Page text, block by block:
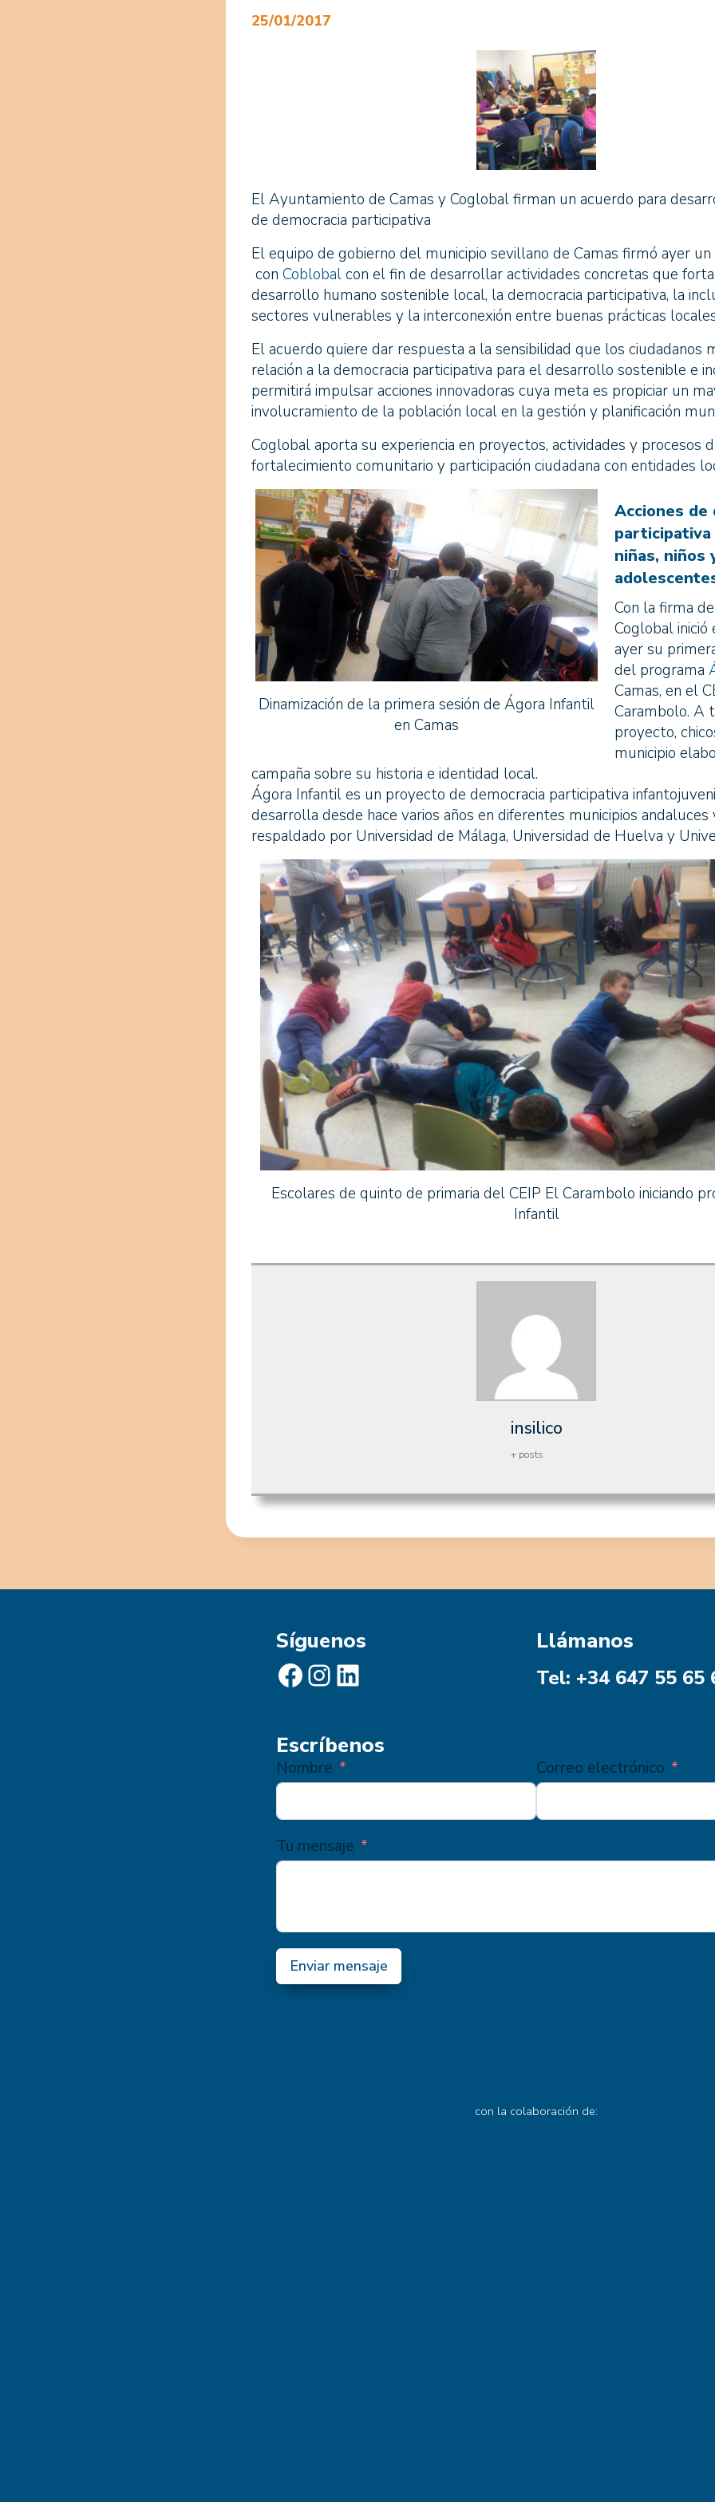
25/01/2017
El Ayuntamiento de Camas y Coglobal firman un acuerdo para
de democracia participativa
El equipo de gobierno del municipio sevillano de Camas firmó ayer
con Coblobalcon el fin de desarrollar actividades concretas que
desarrollo humano sostenible local, la democracia participativa, la
sectores vulnerables y la interconexión entre buenas prácticas
El acuerdo quiere dar respuesta a la sensibilidad que los ciudadanos
relación a la democracia participativa para el desarrollo sostenible e
permitirá impulsar acciones innovadoras cuya meta es propiciar un
involucramiento de la población local en la gestión y planificación
Coglobal aporta su experiencia en proyectos, actividades y procesos
fortalecimiento comunitario y participación ciudadana con entidades
Dinamización de la primera sesión de Ágora Infantil
en Camas
Acciones de
participativa
niñas, niños
Con la firma
Coglobal inició
ayer su
del programa
Camas, en el
Carambolo. A
proyecto,
municipio
campaña sobre su historia e identidad local.
Ágora Infantil es un proyecto de democracia participativa
desarrolla desde hace varios años en diferentes municipios andaluces
respaldado por Universidad de Málaga, Universidad de Huelva y
Escolares de quinto de primaria del CEIP El Carambolo iniciando
Infantil
insilico
+ posts
Síguenos
Facebook Instagram LinkedIn
Llámanos
Tel: +34 647 55 65
Escríbenos
Nombre Correo electrónico
Tu mensaje
Enviar mensaje
con la colaboración de: